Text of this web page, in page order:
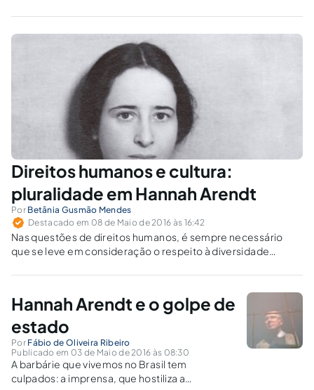
sociedade alemã. A educação influência na
formação psíquica do ser humano.
Direitos humanos e cultura:
pluralidade em Hannah Arendt
Por Betânia Gusmão Mendes
Destacado em 08 de Maio de 2016 às 16:42
Nas questões de direitos humanos, é sempre necessário
que se leve em consideração o respeito à diversidade
Hannah Arendt e o golpe de
estado
Por Fábio de Oliveira Ribeiro
Publicado em 03 de Maio de 2016 às 08:30
A barbárie que vivemos no Brasil tem
culpados: a imprensa, que hostiliza a